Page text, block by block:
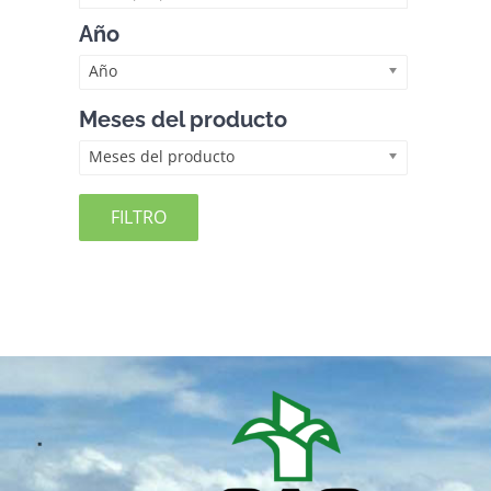
Año
Año
Meses del producto
Meses del producto
FILTRO